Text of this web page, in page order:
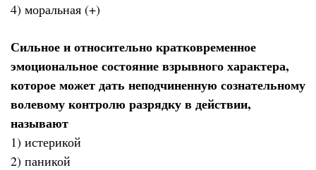
4) моральная (+)
Сильное и относительно кратковременное
эмоциональное состояние взрывного характера,
которое может дать неподчиненную сознательному
волевому контролю разрядку в действии,
называют
1) истерикой
2) паникой